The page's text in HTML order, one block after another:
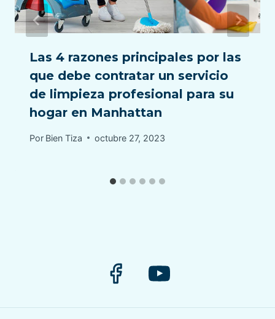
Las 4 razones principales por las
que debe contratar un servicio
de limpieza profesional para su
hogar en Manhattan
Por Bien Tiza octubre 27, 2023